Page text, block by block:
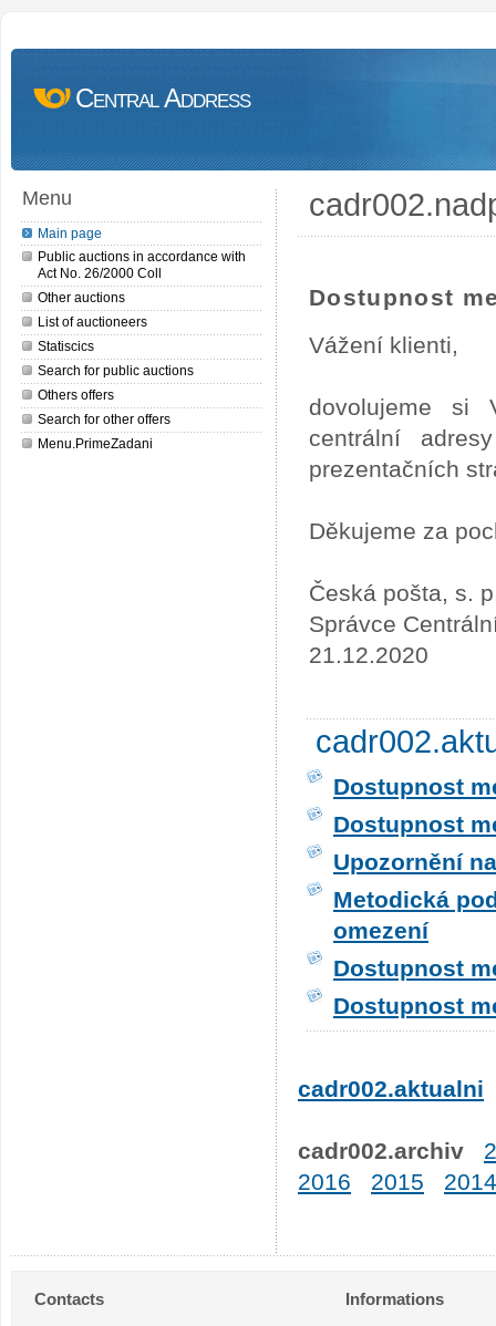
Central Address
Menu
Main page
Public auctions in accordance with
Act No. 26/2000 Coll
Other auctions
List of auctioneers
Statiscics
Search for public auctions
Others offers
Search for other offers
Menu.PrimeZadani
Dostupnost
Vážení klienti,
dovolujeme si
centrální
prezentačních
Děkujeme za
Česká pošta, s.
Správce
21.12.2020
Dostupnost
Dostupnost
Upozornění
Metodická
omezení
Dostupnost
Dostupnost
cadr002.aktualni
cadr002.archiv
2016
2015 2014
Contacts Informations